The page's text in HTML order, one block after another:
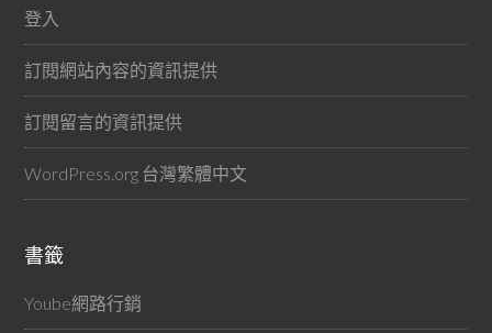
登入
訂閱網站內容的資訊提供
訂閱留言的資訊提供
WordPress.org 台灣繁體中文
書籤
Yoube網路行銷